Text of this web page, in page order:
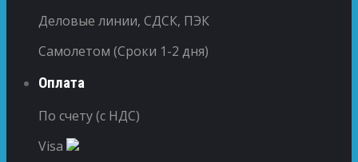
Деловые линии, СДСК, ПЭК
Самолетом (Сроки 1-2 дня)
Оплата
По счету (с НДС)
Visa